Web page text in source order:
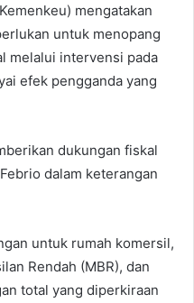
mengatakan
untuk menopang
melalui intervensi pada
efek pengganda yang
dukungan fiskal
dalam keterangan
untuk rumah komersil,
Rendah (MBR), dan
total yang diperkiraan